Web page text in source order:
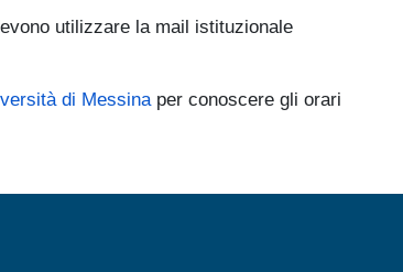
utilizzare la mail istituzionale
di Messinaper conoscere gli orari